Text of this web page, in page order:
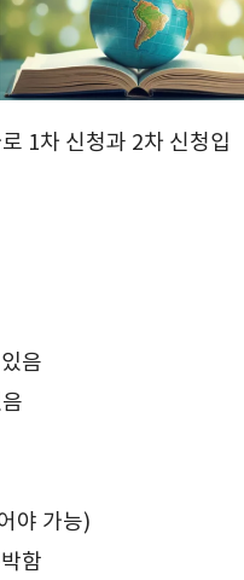
1차 신청과 2차 신청입
음
야 가능)
함